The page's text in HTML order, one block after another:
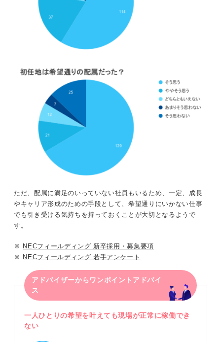
ただ、配属に満足のいっていない社員もいるため、一定、成長
やキャリア形成のための手段として、希望通りにいかない仕事
でも引き受ける気持ちを持っておくことが大切となるようで
す。
※ NECフィールディング 新卒採用・募集要項
※ NECフィールディング 若手アンケート
アドバイザーからワンポイントアドバイ
ス
一人ひとりの希望を叶えても現場が正常に稼働でき
ない